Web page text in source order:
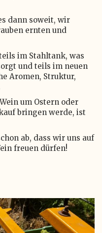
dann soweit, wir
ernten und
im Stahltank, was
und teils im neuen
Aromen, Struktur,
um Ostern oder
bringen werde, ist
ab, dass wir uns auf
freuen dürfen!